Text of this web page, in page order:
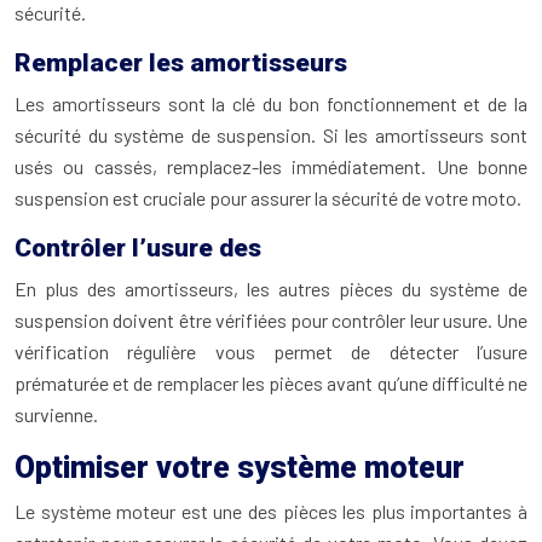
sécurité.
Remplacer les amortisseurs
Les amortisseurs sont la clé du bon fonctionnement et de la
sécurité du système de suspension. Si les amortisseurs sont
usés ou cassés, remplacez-les immédiatement. Une bonne
suspension est cruciale pour assurer la sécurité de votre moto.
Contrôler l’usure des
En plus des amortisseurs, les autres pièces du système de
suspension doivent être vérifiées pour contrôler leur usure. Une
vérification régulière vous permet de détecter l’usure
prématurée et de remplacer les pièces avant qu’une difficulté ne
survienne.
Optimiser votre système moteur
Le système moteur est une des pièces les plus importantes à